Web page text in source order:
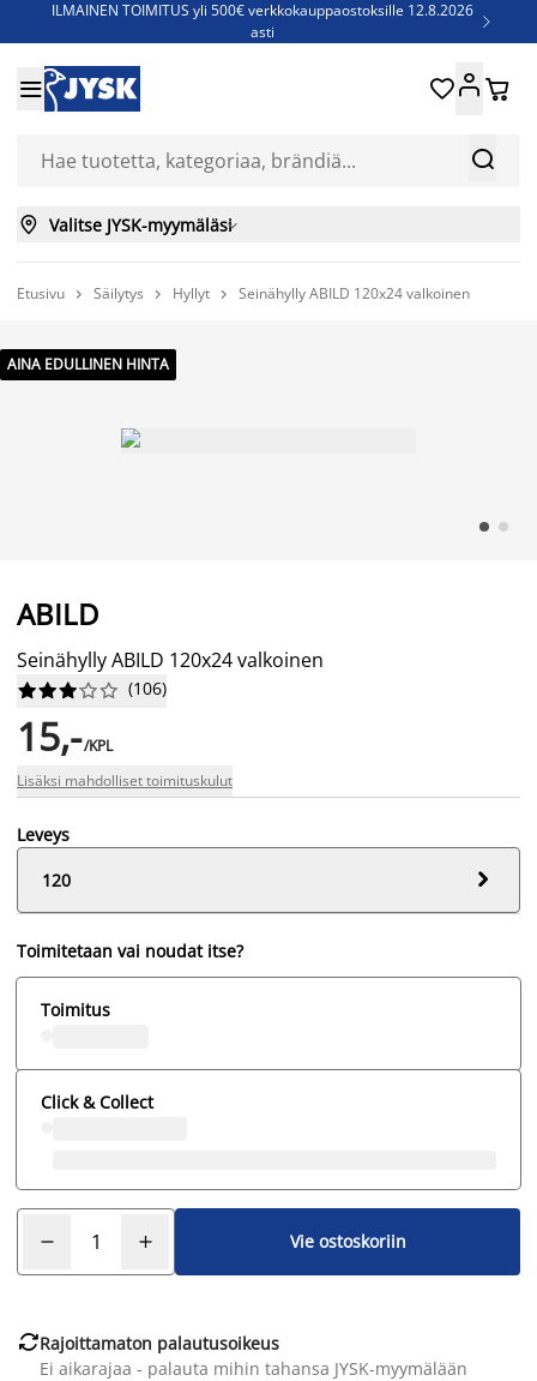
ILMAINEN TOIMITUS yli 500€ verkkokauppaostoksille 12.8.2026
asti

Jenkkisänkyjä - Säästä jopa 60%


 
 Valitse JYSK-myymäläsi
Etusivu  Säilytys  Hyllyt  Seinähylly ABILD 120x24 valkoinen
AINA EDULLINEN HINTA
ABILD
Seinähylly ABILD 120x24 valkoinen





 (106)
15,-/KPL
Lisäksi mahdolliset toimituskulut
Leveys
120

Toimitetaan vai noudat itse?
Toimitus
Click & Collect
Vie ostoskoriin
Rajoittamaton palautusoikeus
Ei aikarajaa - palauta mihin tahansa JYSK-myymälään